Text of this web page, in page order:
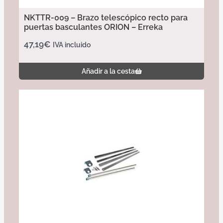
NKTTR-009 – Brazo telescópico recto para
puertas basculantes ORION – Erreka
47,19€ IVA incluido
Añadir a la cesta